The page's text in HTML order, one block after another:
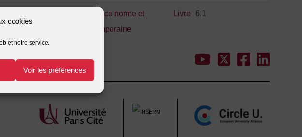
cookies
et notre service.
Voir les préférences
médicament entre science norme et
socialité contemporaine
Livre 6.1